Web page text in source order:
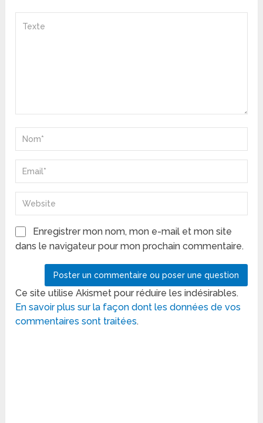
Enregistrer mon nom, mon e-mail et mon site
dans le navigateur pour mon prochain commentaire.
Ce site utilise Akismet pour réduire les indésirables.
En savoir plus sur la façon dont les données de vos
commentaires sont traitées.